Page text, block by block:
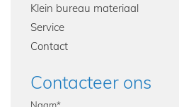
Klein bureau materiaal
Service
Contact
Contacteer ons